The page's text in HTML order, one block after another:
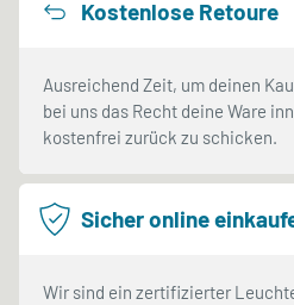
Kostenlose Retoure
Ausreichend Zeit, um deinen
bei uns das Recht deine Ware
kostenfrei zurück zu schicken.
Sicher online
Wir sind ein zertifizierter